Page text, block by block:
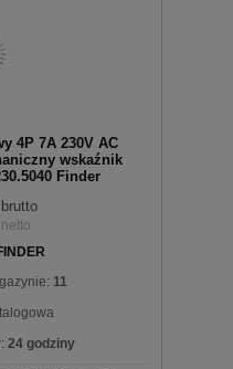
4P 7A 230V AC
wskaźnik
Finder
brutto
netto
11
24 godziny